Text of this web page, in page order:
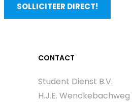
SOLLICITEER DIRECT!
CONTACT
Student Dienst B.V.
H.J.E. Wenckebachweg